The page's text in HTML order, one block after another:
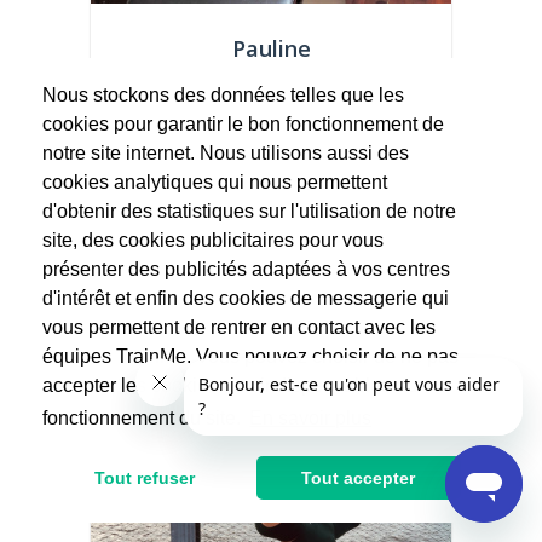
Pauline
...
45€
Nous stockons des données telles que les
cookies pour garantir le bon fonctionnement de
notre site internet. Nous utilisons aussi des
cookies analytiques qui nous permettent
d'obtenir des statistiques sur l'utilisation de notre
site, des cookies publicitaires pour vous
présenter des publicités adaptées à vos centres
d'intérêt et enfin des cookies de messagerie qui
vous permettent de rentrer en contact avec les
équipes TrainMe. Vous pouvez choisir de ne pas
accepter les cookies non indispensables au
fonctionnement du site.
Tout refuser Tout accepter